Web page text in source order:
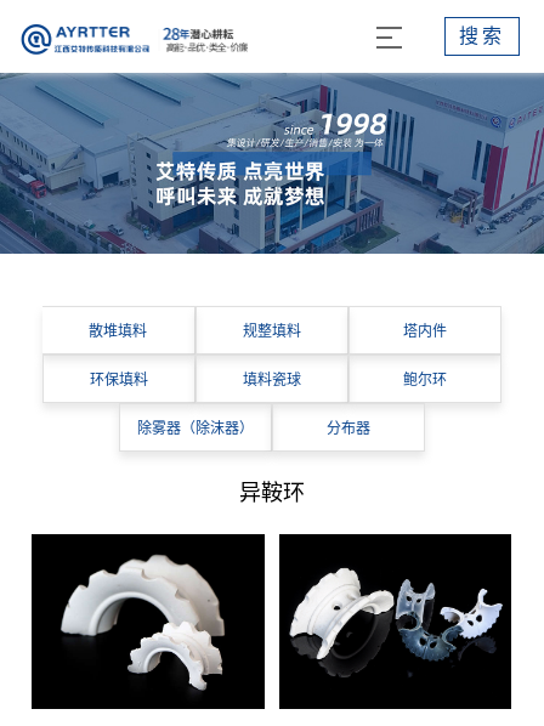
搜索
散堆填料 规整填料 塔内件
环保填料 填料瓷球 鲍尔环
除雾器（除沫器） 分布器
异鞍环